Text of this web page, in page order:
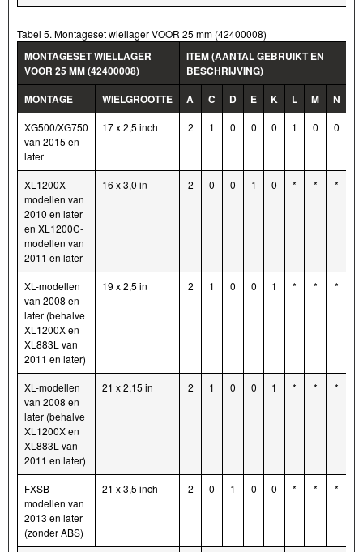
Tabel 5. Montageset wiellager VOOR 25 mm (42400008)
MONTAGESET WIELLAGER
VOOR 25 MM (42400008)
ITEM (AANTAL GEBRUIKT EN
BESCHRIJVING)
MONTAGE
WIELGROOTTE A C D E K L M N
XG500/XG750
van 2015 en
later
17 x 2,5 inch 2 1 0 0 0 1 0 0
XL1200X-
modellen van
2010 en later
en XL1200C-
modellen van
2011 en later
16 x 3,0 in 2 0 0 1 0 * * *
XL-modellen
van 2008 en
later (behalve
XL1200X en
XL883L van
2011 en later)
19 x 2,5 in 2 1 0 0 1 * * *
XL-modellen
van 2008 en
later (behalve
XL1200X en
XL883L van
2011 en later)
21 x 2,15 in 2 1 0 0 1 * * *
FXSB-
modellen van
2013 en later
(zonder ABS)
21 x 3,5 inch 2 0 1 0 0 * * *